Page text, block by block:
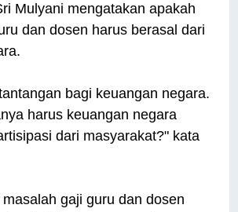
Mulyani mengatakan apakah
dan dosen harus berasal dari
bagi keuangan negara.
harus keuangan negara
dari masyarakat?" kata
gaji guru dan dosen